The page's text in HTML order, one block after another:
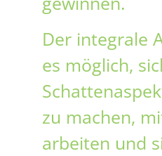
Der integrale
es möglich,
zu machen,
arbeiten und